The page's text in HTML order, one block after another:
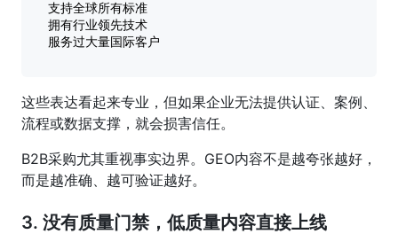
支持全球所有标准
拥有行业领先技术
这些表达看起来专业，但如果企业无法提供认证、案例、
流程或数据支撑，就会损害信任。
B2B采购尤其重视事实边界。GEO内容不是越夸张越好，
而是越准确、越可验证越好。
3. 没有质量门禁，低质量内容直接上线